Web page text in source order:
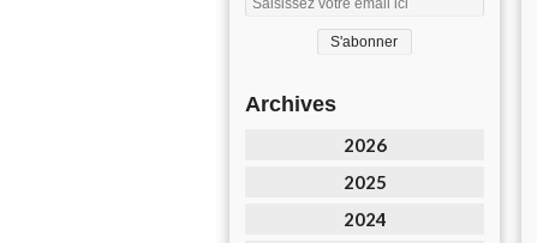
Archives
2026
2025
2024